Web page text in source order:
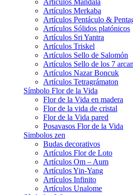
Artículos Mandala
Artículos Merkaba
Artículos Pentáculo &
Artículos Sólidos platónicos
Artículos Sri Yantra
Artículos Triskel
Artículos Sello de Salomón
Artículos Sello de los 7
Artículos Nazar Boncuk
Artículos Tetragrámaton
Símbolo Flor de la Vida
Flor de la Vida en madera
Flor de la vida de cristal
Flor de la Vida pared
Posavasos Flor de la Vida
Simbolos zen
Budas decorativos
Artículos Flor de Loto
Artículos Om – Aum
Artículos Yin-Yang
Artículos Infinito
Artículos Unalome